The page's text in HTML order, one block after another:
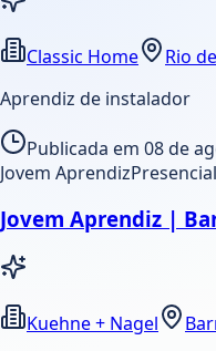
Classic Home
Rio
Aprendiz de instalador
Publicada em 08 de
Jovem AprendizPresencial
Jovem Aprendiz |
Kuehne + Nagel